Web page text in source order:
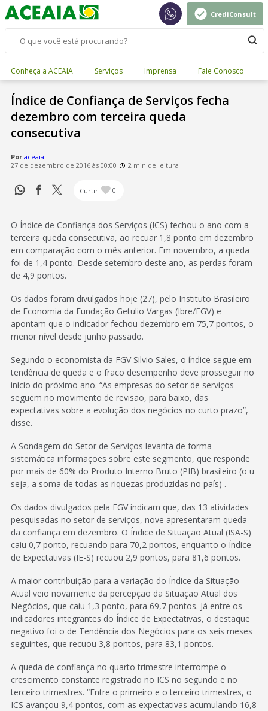
CrediConsult
Conheça a ACEAIA Serviços Imprensa Fale Conosco
Índice de Confiança de Serviços fecha
dezembro com terceira queda
consecutiva
Por aceaia
27 de dezembro de 2016 às 00:00
2 min de leitura
Curtir 0
O Índice de Confiança dos Serviços (ICS) fechou o ano com a
terceira queda consecutiva, ao recuar 1,8 ponto em dezembro
em comparação com o mês anterior. Em novembro, a queda
foi de 1,4 ponto. Desde setembro deste ano, as perdas foram
de 4,9 pontos.
Os dados foram divulgados hoje (27), pelo Instituto Brasileiro
de Economia da Fundação Getulio Vargas (Ibre/FGV) e
apontam que o indicador fechou dezembro em 75,7 pontos, o
menor nível desde junho passado.
Segundo o economista da FGV Silvio Sales, o índice segue em
tendência de queda e o fraco desempenho deve prosseguir no
início do próximo ano. “As empresas do setor de serviços
seguem no movimento de revisão, para baixo, das
expectativas sobre a evolução dos negócios no curto prazo”,
disse.
A Sondagem do Setor de Serviços levanta de forma
sistemática informações sobre este segmento, que responde
por mais de 60% do Produto Interno Bruto (PIB) brasileiro (o u
seja, a soma de todas as riquezas produzidas no país) .
Os dados divulgados pela FGV indicam que, das 13 atividades
pesquisadas no setor de serviços, nove apresentaram queda
da confiança em dezembro. O Índice de Situação Atual (ISA-S)
caiu 0,7 ponto, recuando para 70,2 pontos, enquanto o Índice
de Expectativas (IE-S) recuou 2,9 pontos, para 81,6 pontos.
A maior contribuição para a variação do Índice da Situação
Atual veio novamente da percepção da Situação Atual dos
Negócios, que caiu 1,3 ponto, para 69,7 pontos. Já entre os
indicadores integrantes do Índice de Expectativas, o destaque
negativo foi o de Tendência dos Negócios para os seis meses
seguintes, que recuou 3,8 pontos, para 83,1 pontos.
A queda de confiança no quarto trimestre interrompe o
crescimento constante registrado no ICS no segundo e no
terceiro trimestres. “Entre o primeiro e o terceiro trimestres, o
ICS avançou 9,4 pontos, com as expectativas acumulando 16,8